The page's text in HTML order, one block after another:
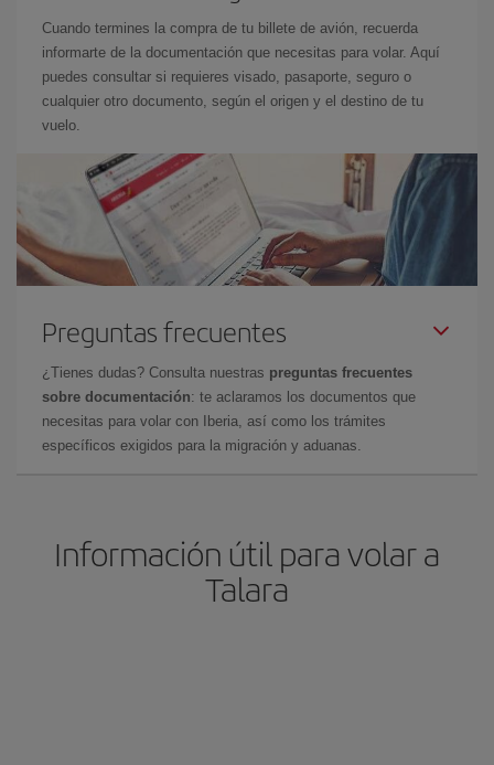
Cuando termines la compra de tu billete de avión, recuerda
informarte de la documentación que necesitas para volar. Aquí
puedes consultar si requieres visado, pasaporte, seguro o
cualquier otro documento, según el origen y el destino de tu
vuelo.
Preguntas frecuentes
¿Tienes dudas? Consulta nuestras preguntas frecuentes
sobre documentación: te aclaramos los documentos que
necesitas para volar con Iberia, así como los trámites
específicos exigidos para la migración y aduanas.
Información útil para volar a
Talara